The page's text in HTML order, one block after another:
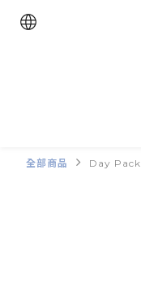
全部商品 Day Pack